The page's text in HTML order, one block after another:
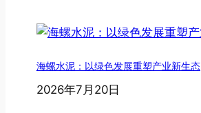
海螺水泥：以绿色发展重塑产业新生态
2026年7月20日